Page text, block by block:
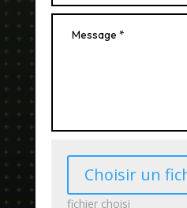
Choisir un
fichier choisi